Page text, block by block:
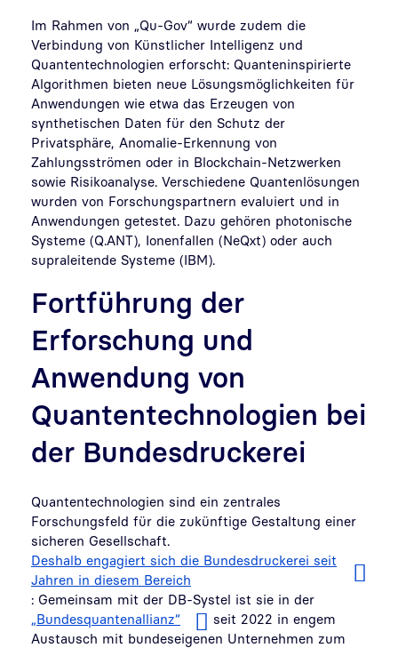
Im Rahmen von „Qu-Gov“ wurde zudem die
Verbindung von Künstlicher Intelligenz und
Quantentechnologien erforscht: Quanteninspirierte
Algorithmen bieten neue Lösungsmöglichkeiten für
Anwendungen wie etwa das Erzeugen von
synthetischen Daten für den Schutz der
Privatsphäre, Anomalie-Erkennung von
Zahlungsströmen oder in Blockchain-Netzwerken
sowie Risikoanalyse. Verschiedene Quantenlösungen
wurden von Forschungspartnern evaluiert und in
Anwendungen getestet. Dazu gehören photonische
Systeme (Q.ANT), Ionenfallen (NeQxt) oder auch
supraleitende Systeme (IBM).
Fortführung der
Erforschung und
Anwendung von
Quantentechnologien bei
der Bundesdruckerei
Quantentechnologien sind ein zentrales
Forschungsfeld für die zukünftige Gestaltung einer
sicheren Gesellschaft.
Deshalb engagiert sich die Bundesdruckerei seit
Jahren in diesem Bereich
: Gemeinsam mit der DB-Systel ist sie in der
„Bundesquantenallianz“
seit 2022 in engem
Austausch mit bundeseigenen Unternehmen zum